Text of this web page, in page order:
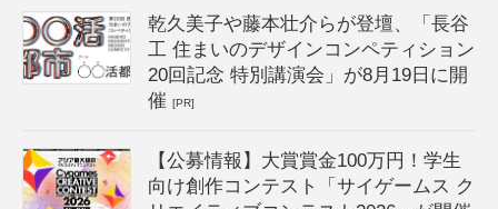
乾久美子や藤本壮介らが登壇、「長谷
工 住まいのデザインコンペティション
20回記念 特別講演会」が8月19日に開
催[PR]
【公募情報】大賞賞金100万円！学生
向け創作コンテスト「サイゲームス ク